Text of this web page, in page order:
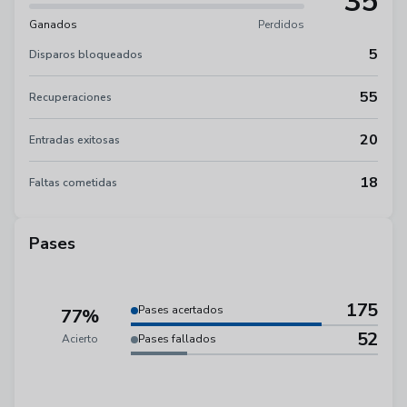
Ganados Perdidos
Disparos bloqueados 5
Recuperaciones 55
Entradas exitosas 20
Faltas cometidas 18
Pases
77%
Acierto
Pases acertados 175
Pases fallados 52